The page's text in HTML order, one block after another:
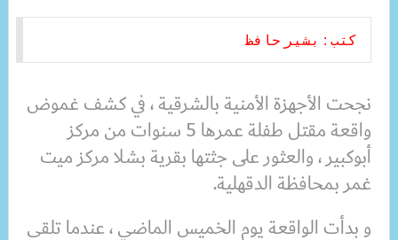
كتب : بشير حافظ
نجحت الأجهزة الأمنية بالشرقية ، في كشف غموض
واقعة مقتل طفلة عمرها 5 سنوات من مركز
أبوكبير ، والعثور على جثتها بقرية بشلا مركز ميت
غمر بمحافظة الدقهلية.
و بدأت الواقعة يوم الخميس الماضي ، عندما تلقى